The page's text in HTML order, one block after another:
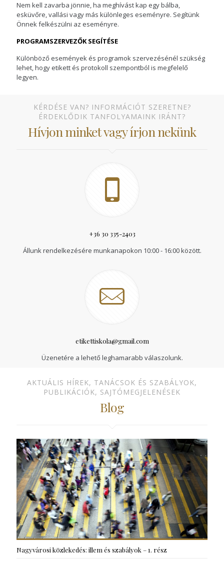
Nem kell zavarba jönnie, ha meghívást kap egy bálba,
esküvőre, vallási vagy más különleges eseményre. Segítünk
Önnek felkészülni az eseményre.
PROGRAMSZERVEZŐK SEGÍTÉSE
Különböző események és programok szervezésénél szükség
lehet, hogy etikett és protokoll szempontból is megfelelő
legyen.
KÉRDÉSE VAN? INFORMÁCIÓT SZERETNE?
ÉRDEKLŐDIK TANFOLYAMAINK IRÁNT?
Hívjon minket vagy írjon nekünk
+36 30 335-2403
Állunk rendelkezésére munkanapokon 10:00 - 16:00 között.
etikettiskola@gmail.com
Üzenetére a lehető leghamarabb válaszolunk.
AKTUÁLIS HÍREK, TANÁCSOK ÉS SZABÁLYOK,
PUBLIKÁCIÓK, SAJTÓMEGJELENÉSEK
Blog
Nagyvárosi közlekedés: illem és szabályok – 1. rész